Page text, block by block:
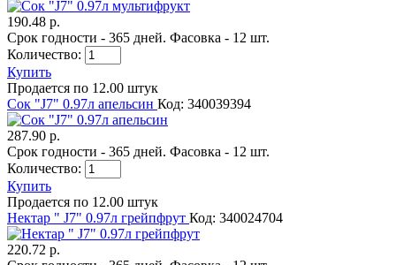
190.48 р.
Срок годности - 365 дней. Фасовка - 12 шт.
Количество:
Купить
Продается по 12.00 штук
Сок "J7" 0.97л апельсин Код: 340039394
287.90 р.
Срок годности - 365 дней. Фасовка - 12 шт.
Количество:
Купить
Продается по 12.00 штук
Нектар " J7" 0.97л грейпфрут Код: 340024704
220.72 р.